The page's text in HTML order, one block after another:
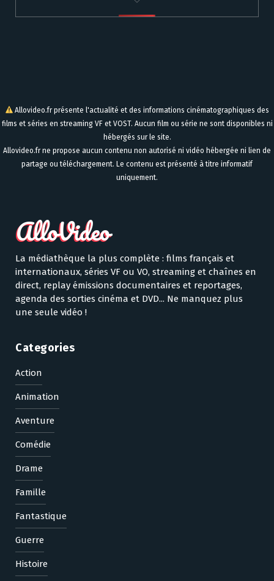
Allovideo.fr présente l'actualité et des informations cinématographiques des
films et séries en streaming VF et VOST. Aucun film ou série ne sont disponibles ni
hébergés sur le site.
Allovideo.fr ne propose aucun contenu non autorisé ni vidéo hébergée ni lien de
partage ou téléchargement. Le contenu est présenté à titre informatif
uniquement.
La médiathèque la plus complète : films français et
internationaux, séries VF ou VO, streaming et chaînes en
direct, replay émissions documentaires et reportages,
agenda des sorties cinéma et DVD... Ne manquez plus
une seule vidéo !
Categories
Action
Animation
Aventure
Comédie
Drame
Famille
Fantastique
Guerre
Histoire